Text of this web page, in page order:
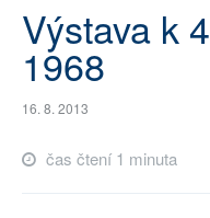
ARCHIV
ROZHOVORY
TÉMATA
NEJČTENĚJŠÍ ZA 7 DNÍ
Výstava k
1968
16. 8. 2013
čas čtení 1 minuta